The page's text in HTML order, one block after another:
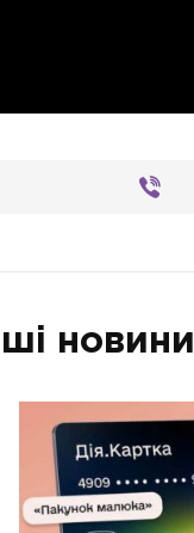
новини